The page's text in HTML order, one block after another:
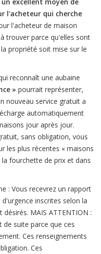
l'acheteur qui cherche
l'acheteur de maison
trouver parce qu'elles sont
propriété soit mise sur le
reconnaît une aubaine
» pourrait représenter,
nouveau service gratuit a
automatiquement
jour après jour.
sans obligation, vous
les plus récentes « maisons
fourchette de prix et dans
: Vous recevrez un rapport
inscrites selon la
MAIS ATTENTION :
suite parce que ces
Ces renseignements
Ces